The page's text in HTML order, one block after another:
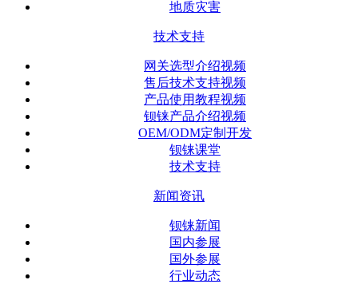
地质灾害
技术支持
网关选型介绍视频
售后技术支持视频
产品使用教程视频
钡铼产品介绍视频
OEM/ODM定制开发
钡铼课堂
技术支持
新闻资讯
钡铼新闻
国内参展
国外参展
行业动态